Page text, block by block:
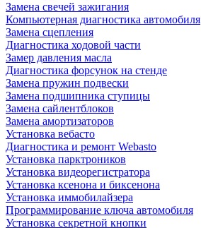
Замена свечей зажигания
Компьютерная диагностика автомобиля
Замена сцепления
Диагностика ходовой части
Замер давления масла
Диагностика форсунок на стенде
Замена пружин подвески
Замена подшипника ступицы
Замена сайлентблоков
Замена амортизаторов
Установка вебасто
Диагностика и ремонт Webasto
Установка парктроников
Установка видеорегистратора
Установка ксенона и биксенона
Установка иммобилайзера
Программирование ключа автомобиля
Установка секретной кнопки